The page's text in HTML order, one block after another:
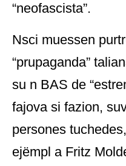
“neofascista”.
Nsci muessen
“prupaganda”
su n BAS de
fajova si fazion,
persones
ejëmpl a Fritz